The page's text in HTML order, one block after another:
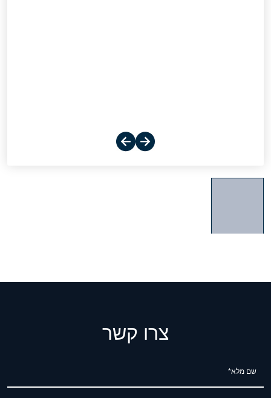
צרו קשר